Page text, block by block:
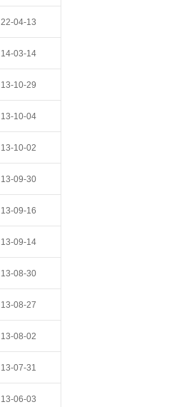
22-04-13
14-03-14
13-10-29
13-10-04
13-10-02
13-09-30
13-09-16
13-09-14
13-08-30
13-08-27
13-08-02
13-07-31
13-06-03